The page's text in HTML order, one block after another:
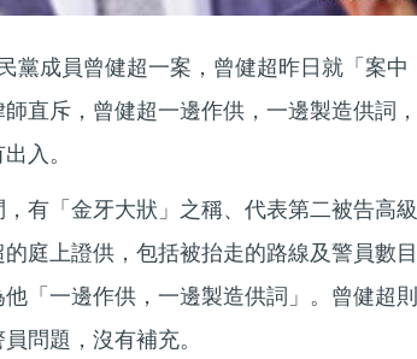
黨成員曾健超一案，曾健超昨日就「案中
直斥，曾健超一邊作供，一邊製造供詞，
入。
有「金牙大狀」之稱、代表第二被告高級
庭上證供，包括被抬走的路線及警員數目
「一邊作供，一邊製造供詞」。曾健超則
問題，沒有補充。